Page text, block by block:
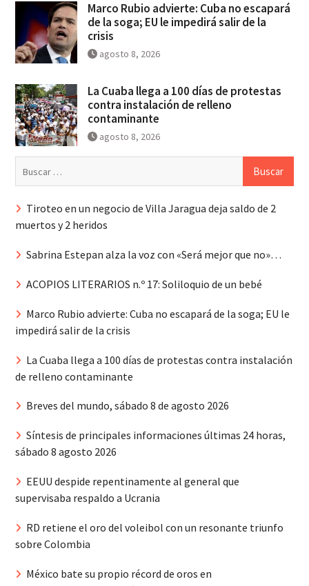
Marco Rubio advierte: Cuba no escapará
de la soga; EU le impedirá salir de la
crisis
agosto 8, 2026
La Cuaba llega a 100 días de protestas
contra instalación de relleno
contaminante
agosto 8, 2026
Tiroteo en un negocio de Villa Jaragua deja saldo de 2
muertos y 2 heridos
Sabrina Estepan alza la voz con «Será mejor que no»…
ACOPIOS LITERARIOS n.º 17: Soliloquio de un bebé
Marco Rubio advierte: Cuba no escapará de la soga; EU le
impedirá salir de la crisis
La Cuaba llega a 100 días de protestas contra instalación
de relleno contaminante
Breves del mundo, sábado 8 de agosto 2026
Síntesis de principales informaciones últimas 24 horas,
sábado 8 agosto 2026
EEUU despide repentinamente al general que
supervisaba respaldo a Ucrania
RD retiene el oro del voleibol con un resonante triunfo
sobre Colombia
México bate su propio récord de oros en